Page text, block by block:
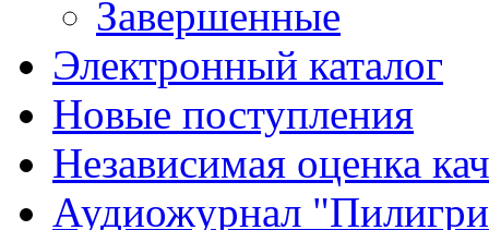
Завершенные
Электронный каталог
Новые поступления
Независимая оценка
Аудиожурнал